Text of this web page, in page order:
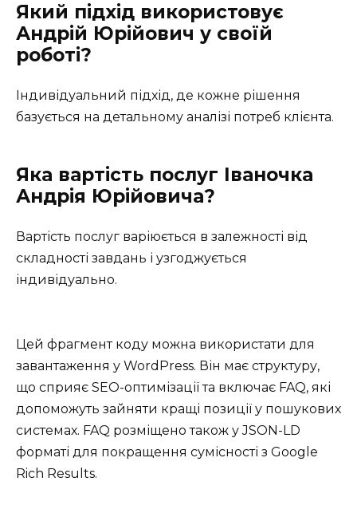
Який підхід використовує
Андрій Юрійович у своїй
роботі?
Індивідуальний підхід, де кожне рішення
базується на детальному аналізі потреб клієнта.
Яка вартість послуг Іваночка
Андрія Юрійовича?
Вартість послуг варіюється в залежності від
складності завдань і узгоджується
індивідуально.
Цей фрагмент коду можна використати для
завантаження у WordPress. Він має структуру,
що сприяє SEO-оптимізації та включає FAQ, які
допоможуть зайняти кращі позиції у пошукових
системах. FAQ розміщено також у JSON-LD
форматі для покращення сумісності з Google
Rich Results.